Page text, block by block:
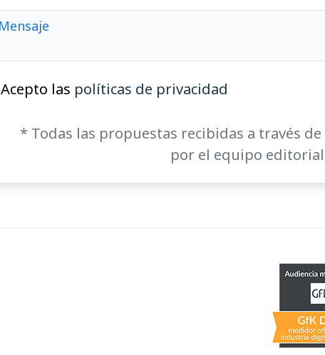
Acepto las políticas de privacidad
* Todas las propuestas recibidas a través
por el equipo editorial